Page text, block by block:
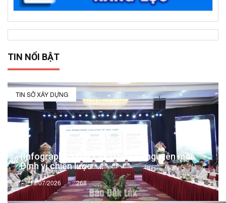
TIN NỔI BẬT
TIN SỞ XÂY DỰNG
(Infographic) Đắk Lắk trong kỷ nguyên mới:
Định vị chiến lược -...
13/07/2026 268